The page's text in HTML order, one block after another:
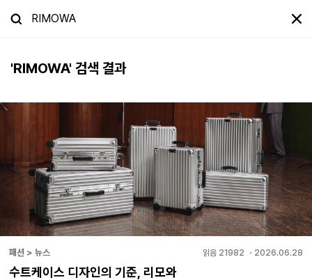
'RIMOWA' 검색 결과
패션 > 뉴스 읽음 21982 ・ 2026.06.28
수트케이스 디자인의 기준, 리모와